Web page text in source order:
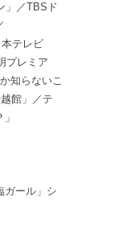
」／TBSド
テレビ
プレミア
知らないこ
館」／テ
ガール」シ